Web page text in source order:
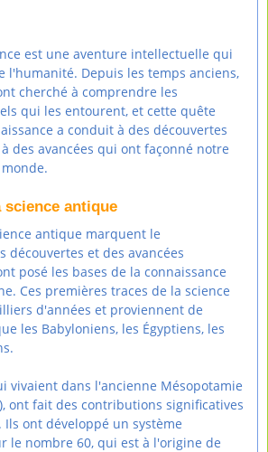
est une aventure intellectuelle qui
l'humanité. Depuis les temps anciens,
cherché à comprendre les
qui les entourent, et cette quête
a conduit à des découvertes
des avancées qui ont façonné notre
science antique
antique marquent le
découvertes et des avancées
posé les bases de la connaissance
Ces premières traces de la science
d'années et proviennent de
les Babyloniens, les Égyptiens, les
vivaient dans l'ancienne Mésopotamie
ont fait des contributions significatives
ont développé un système
le nombre 60, qui est à l'origine de